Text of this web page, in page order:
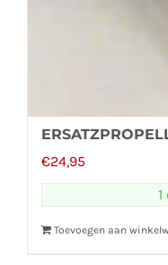
€24,95
Toevoegen aan